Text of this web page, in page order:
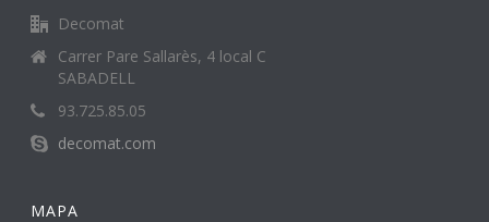
Decomat
Carrer Pare Sallarès, 4 local C
SABADELL
93.725.85.05
decomat.com
MAPA